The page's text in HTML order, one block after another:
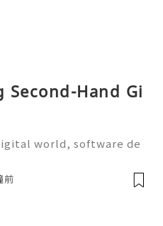
Hand Gi
world, software de
most widely used plat
前